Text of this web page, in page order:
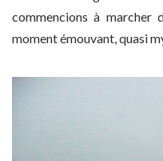
commencions à marcher
moment émouvant, quasi